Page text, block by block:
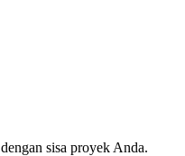
sisa proyek Anda.